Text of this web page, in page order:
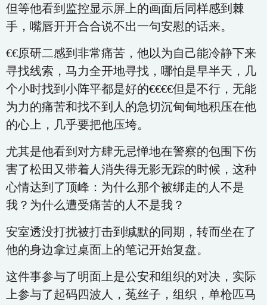
但等他看到监控显示屏上的画面后同样感到棘
手，嘴唇开开合合说不出一句安慰的话来。
€€原研二感到非常痛苦，他以为自己能冷静下来
寻找线索，马力全开地寻找，哪怕是早半天，几
个小时找到小阵平都是好的€€€€但是不行，无能
为力的痛苦和找不到人的急切沉甸甸地积压在他
的心上，几乎要把他压垮。
尤其是他看到对方肆无忌惮地在警察的包围下伤
害了松田又带着人消失得无影无踪的时候，这种
心情达到了顶峰：为什么那个被绑走的人不是
我？为什么遭受痛苦的人不是我？
安室透没打扰被打击到缄默的同期，转而坐在了
他的身边拿过桌面上的笔记开始复盘。
这件事参与了明面上是公安和组织的对决，实际
上参与了起码四波人，菟丝子，组织，单枪匹马